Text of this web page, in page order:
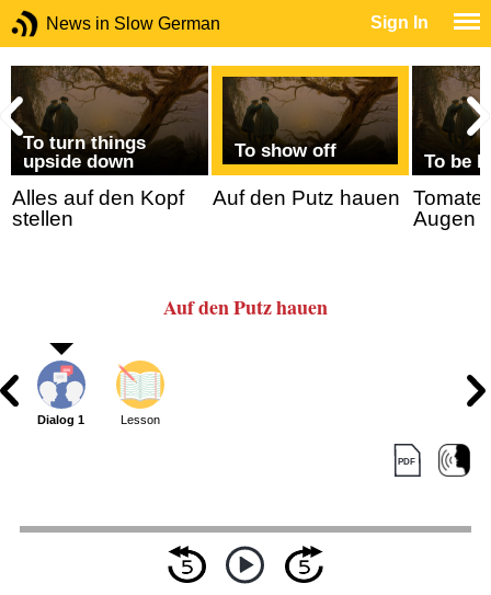
News in Slow German Sign In
To turn things
upside down
Alles auf den Kopf
stellen
To show off
Auf den Putz hauen
To be
Augen
Auf den Putz hauen
Dialog 1 Lesson